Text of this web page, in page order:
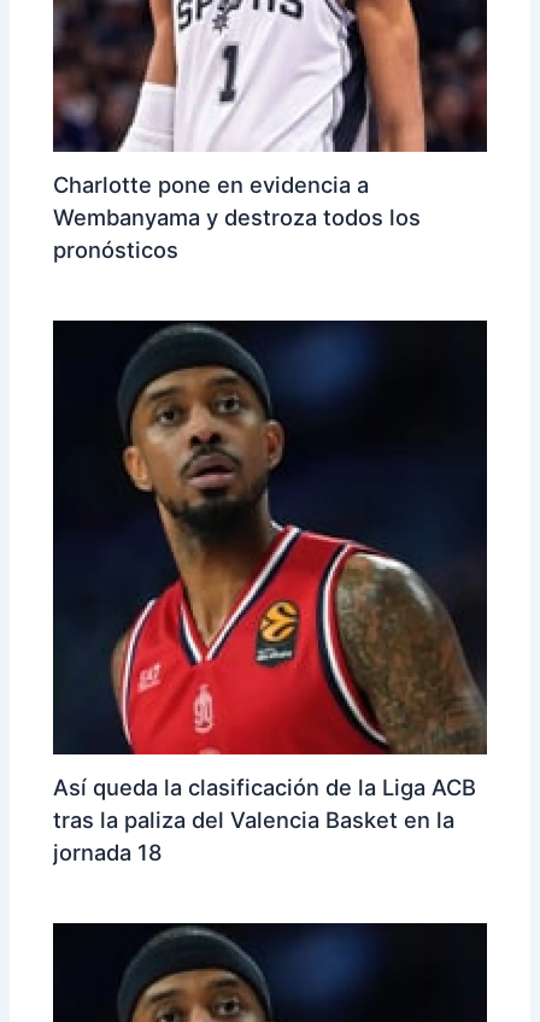
Charlotte pone en evidencia a
Wembanyama y destroza todos los
pronósticos
Así queda la clasificación de la Liga ACB
tras la paliza del Valencia Basket en la
jornada 18